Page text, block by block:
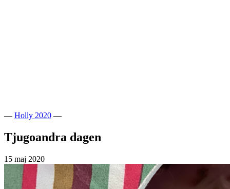
— Holly 2020 —
Tjugoandra dagen
15 maj 2020